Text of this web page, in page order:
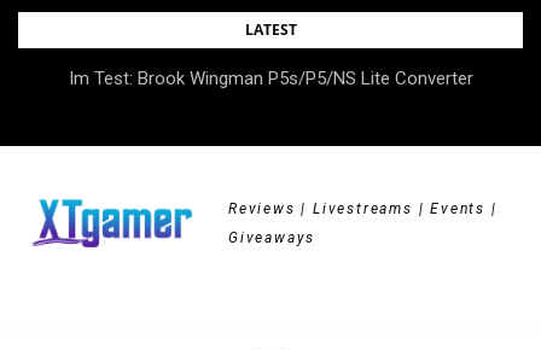
Skip
LATEST
Im Test: Brook Wingman P5s/P5/NS Lite Converter
DOK.fest München 2026 – Empowered, HerStory, Beyond
Reviews | Livestreams | Events |
Giveaways